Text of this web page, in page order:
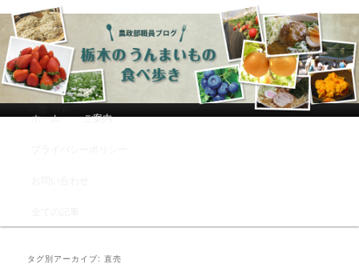
農政部職員ブログ「栃木のうんまい
もの食べ歩き」
メインコンテンツへ移動
サブコンテンツへ移動
ホーム ご案内
タグ別アーカイブ: 直売